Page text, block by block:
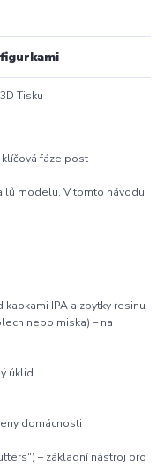
Tisku
fáze post-
modelu. V tomto návodu
IPA a zbytky resinu
nebo miska) – na
úklid
domácnosti
– základní nástroj pro